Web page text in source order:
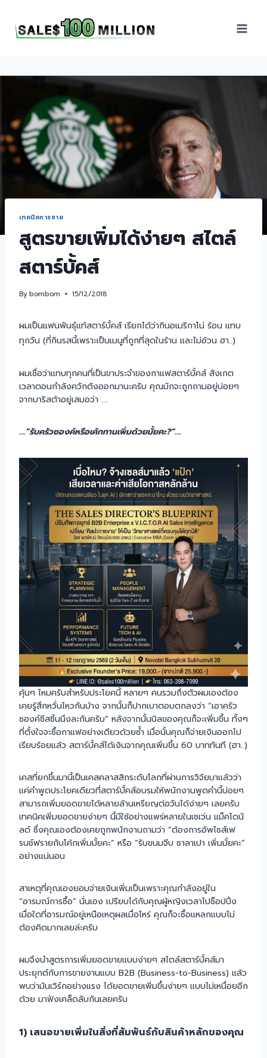
เทคนิคการขาย
สูตรขายเพิ่มได้ง่ายๆ สไตล์
สตาร์บั้คส์
Bybombom 15/12/2018
ผมเป็นแฟนพันธุ์แท้สตาร์บั้คส์ เรียกได้ว่ากินอเมริกาโน่ ร้อน แทบ
ทุกวัน (ที่กินรสนี้เพราะเป็นเมนูที่ถูกที่สุดในร้าน และไม่อ้วน ฮา..)
ผมเชื่อว่าแทบทุกคนที่เป็นขาประจำของกาแฟสตาร์บั้คส์ สังเกต
เวลาตอนกำลังควักตังออกมานะครับ คุณมักจะถูกถามอยู่บ่อยๆ
จากบาริสต้าอยู่เสมอว่า ….
….”รับครัวซองค์หรือเค้กทานเพิ่มด้วยมั้ยคะ?”….
คุ้นๆ ไหมครับสำหรับประโยคนี้ หลายๆ คนรวมถึงตัวผมเองต้อง
เคยรู้สึกหวั่นไหวกันบ้าง จากนั้นก็ปากเบาตอบตกลงว่า “เอาครัว
ซองค์ชีสชิ้นนึงละกันครับ” หลังจากนั้นบิลของคุณก็จะเพิ่มขึ้น ทั้งๆ
ที่ตั้งใจจะซื้อกาแฟอย่างเดียวด้วยซ้ำ เมื่อนั้นคุณก็จ่ายเงินออกไป
เรียบร้อยแล้ว สตาร์บั้คส์ได้เงินจากคุณเพิ่มขึ้น 60 บาททันที (ฮา..)
เคสที่ยกขึ้นมานี้เป็นเคสคลาสสิกระดับโลกที่ผ่านการวิจัยมาแล้วว่า
แค่คำพูดประโยคเดียวที่สตาร์บั้คส์อบรมให้พนักงานพูดคำนี้บ่อยๆ
สามารถเพิ่มยอดขายได้หลายล้านเหรียญต่อวันได้ง่ายๆ เลยครับ
เทคนิคเพิ่มยอดขายง่ายๆ นี้มีใช้อย่างแพร่หลายในเซเว่น แม็คโดนั
ลด์ ซึ่งคุณเองต้องเคยถูกพนักงานถามว่า “ต้องการอัพไซส์เฟ
รนช์ฟรายกับโค้กเพิ่มมั้ยคะ” หรือ “รับขนมจีบ ซาลาเปา เพิ่มมั้ยคะ”
อย่างแน่นอน
สาเหตุที่คุณเองยอมจ่ายเงินเพิ่มเป็นเพราะคุณกำลังอยู่ใน
“อารมณ์การซื้อ” นั่นเอง เปรียบได้กับคุณผู้หญิงเวลาไปช็อปปิ้ง
เมื่อใดที่อารมณ์อยู่เหนือเหตุผลเมื่อไหร่ คุณก็จะซื้อแหลกแบบไม่
ต้องคิดมากเลยล่ะครับ
ผมจึงนำสูตรการเพิ่มยอดขายแบบง่ายๆ สไตล์สตาร์บั้คส์มา
ประยุกต์กับการขายงานแบบ B2B (Business-to-Business) แล้ว
พบว่ามันเวิร์กอย่างแรง ได้ยอดขายเพิ่มขึ้นง่ายๆ แบบไม่เหนื่อยอีก
ด้วย มาฟังเคล็ดลับกันเลยครับ
1) เสนอขายเพิ่มในสิ่งที่สัมพันธ์กับสินค้าหลักของคุณ